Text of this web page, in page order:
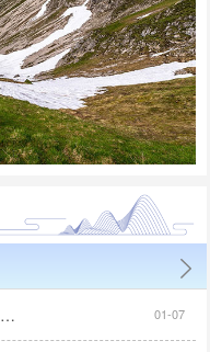
专业求购页岩气矿权并寻求技术、资金、管理全方位合作开采伙伴... 01-07